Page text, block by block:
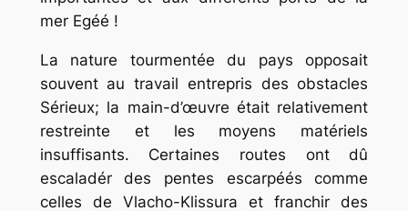
mer Egéé !
La nature tourmentée du pays opposait
souvent au travail entrepris des obstacles
Sérieux; la main-d’œuvre était relativement
restreinte et les moyens matériels
insuffisants. Certaines routes ont dû
escaladér des pentes escarpéés comme
celles de Vlacho-Klissura et franchir des